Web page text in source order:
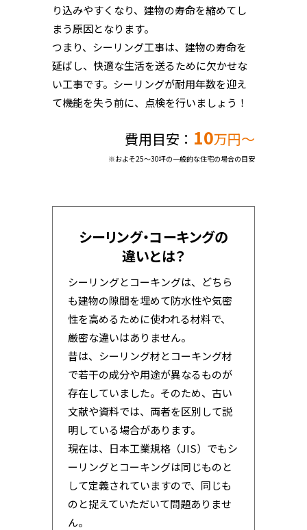
り込みやすくなり、建物の寿命を縮めてし
まう原因となります。
つまり、シーリング工事は、建物の寿命を
延ばし、快適な生活を送るために欠かせな
い工事です。シーリングが耐用年数を迎え
て機能を失う前に、点検を行いましょう！
費用目安： 10万円〜
※およそ25～30坪の一般的な住宅の場合の目安
シーリング・コーキングの
違いとは？
シーリングとコーキングは、どちら
も建物の隙間を埋めて防水性や気密
性を高めるために使われる材料で、
厳密な違いはありません。
昔は、シーリング材とコーキング材
で若干の成分や用途が異なるものが
存在していました。そのため、古い
文献や資料では、両者を区別して説
明している場合があります。
現在は、日本工業規格（JIS）でもシ
ーリングとコーキングは同じものと
して定義されていますので、同じも
のと捉えていただいて問題ありませ
ん。